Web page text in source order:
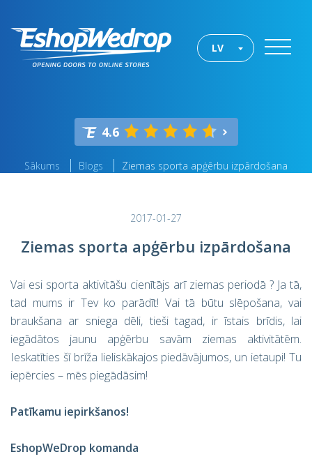
LV
4.6
Sākums Blogs Ziemas sporta apģērbu izpārdošana
2017-01-27
Ziemas sporta apģērbu izpārdošana
Vai esi sporta aktivitāšu cienītājs arī ziemas periodā ? Ja tā,
tad mums ir Tev ko parādīt! Vai tā būtu slēpošana, vai
braukšana ar sniega dēli, tieši tagad, ir īstais brīdis, lai
iegādātos jaunu apģērbu savām ziemas aktivitātēm.
Ieskatīties šī brīža lieliskākajos piedāvājumos, un ietaupi! Tu
iepērcies – mēs piegādāsim!
Patīkamu iepirkšanos!
EshopWeDrop komanda